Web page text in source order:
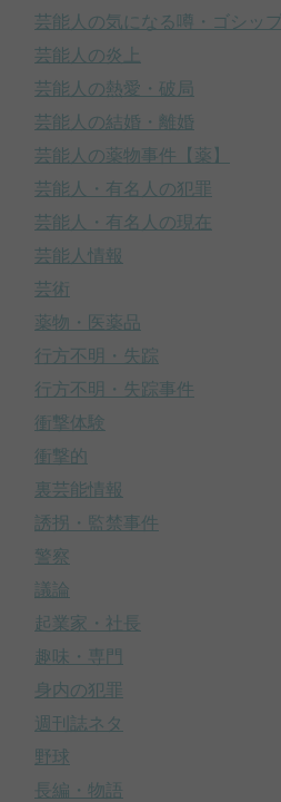
芸能人の気になる噂・ゴシップ
芸能人の炎上
芸能人の熱愛・破局
芸能人の結婚・離婚
芸能人の薬物事件【薬】
芸能人・有名人の犯罪
芸能人・有名人の現在
芸能人情報
芸術
薬物・医薬品
行方不明・失踪
行方不明・失踪事件
衝撃体験
衝撃的
裏芸能情報
誘拐・監禁事件
警察
議論
起業家・社長
趣味・専門
身内の犯罪
週刊誌ネタ
野球
長編・物語